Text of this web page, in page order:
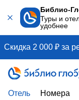
Библио-
Туры и
удобнее
Скидка 2 000 ₽ за
Отель Номера